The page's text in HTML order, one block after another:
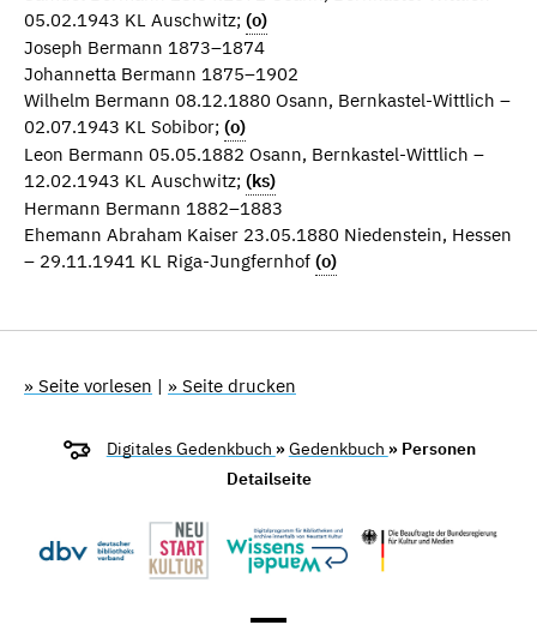
05.02.1943 KL Auschwitz; (o)
Joseph Bermann 1873–1874
Johannetta Bermann 1875–1902
Wilhelm Bermann 08.12.1880 Osann, Bernkastel-Wittlich –
02.07.1943 KL Sobibor; (o)
Leon Bermann 05.05.1882 Osann, Bernkastel-Wittlich –
12.02.1943 KL Auschwitz; (ks)
Hermann Bermann 1882–1883
Ehemann Abraham Kaiser 23.05.1880 Niedenstein, Hessen
– 29.11.1941 KL Riga-Jungfernhof (o)
» Seite vorlesen | » Seite drucken
Digitales Gedenkbuch »Gedenkbuch » Personen
Detailseite